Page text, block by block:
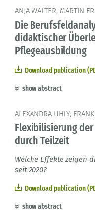
ANJA WALTER; MARTIN
Die
didaktischer
Pflegeausbildung
Download publication
show abstract
ALEXANDRA UHLY;
Flexibilisierung
durch Teilzeit
Welche Effekte zeigen
seit 2020?
Download publication
show abstract